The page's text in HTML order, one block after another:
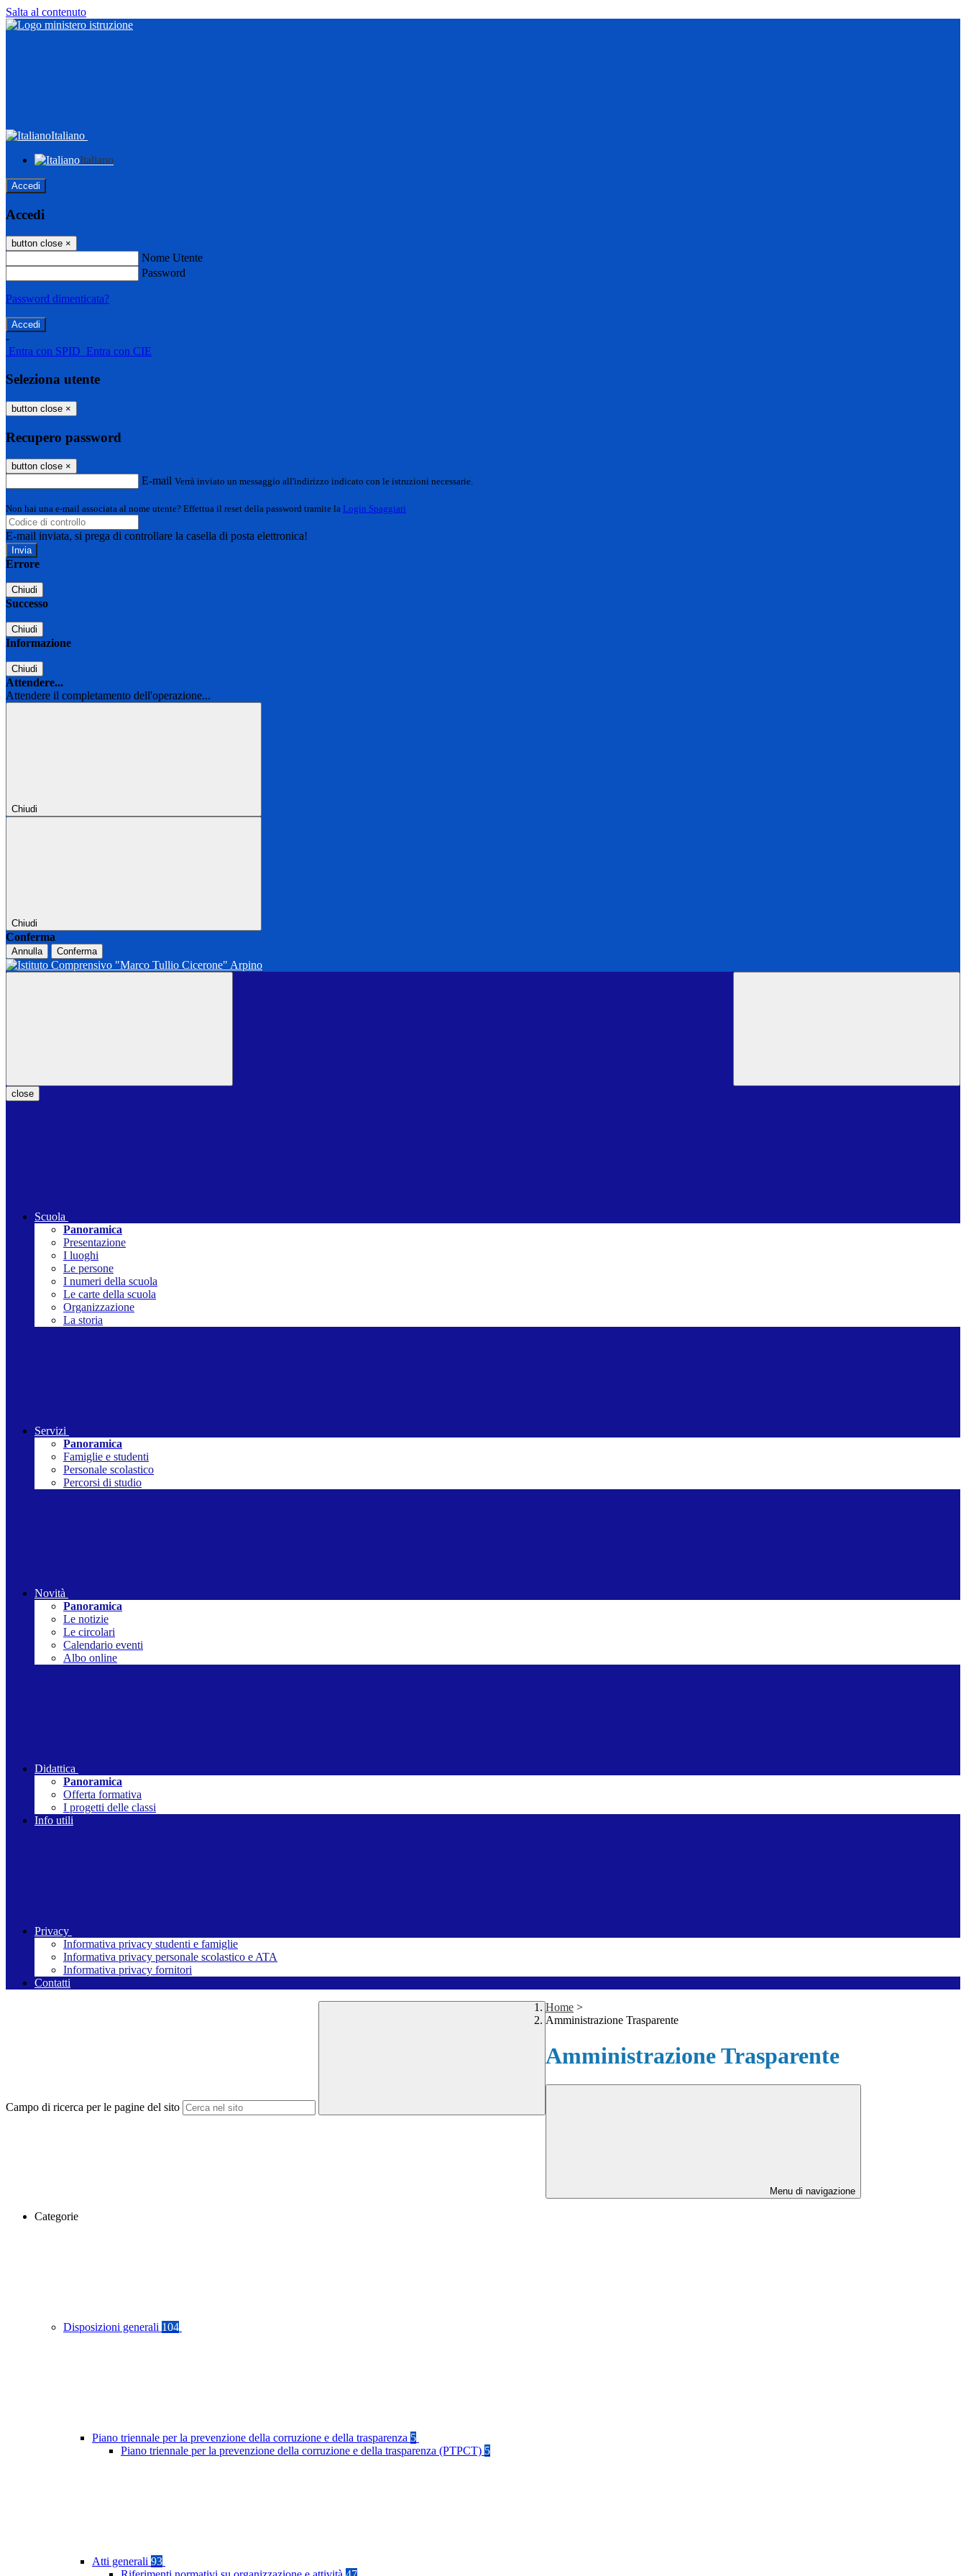
Salta al contenuto
Italiano
Italiano
Accedi
Accedi
button close ×
Nome Utente
Password
Password dimenticata?
-
Entra con SPID Entra con CIE
Seleziona utente
button close ×
Recupero password
button close ×
E-mail Verrà inviato un messaggio all'indirizzo indicato con le istruzioni necessarie.
Non hai una e-mail associata al nome utente? Effettua il reset della password tramite la Login Spaggiari
E-mail inviata, si prega di controllare la casella di posta elettronica!
Errore
Chiudi
Successo
Chiudi
Informazione
Chiudi
Attendere...
Attendere il completamento dell'operazione...
Chiudi
Chiudi
Conferma
Annulla Conferma
close
Scuola
Panoramica
Presentazione
I luoghi
Le persone
I numeri della scuola
Le carte della scuola
Organizzazione
La storia
Servizi
Panoramica
Famiglie e studenti
Personale scolastico
Percorsi di studio
Novità
Panoramica
Le notizie
Le circolari
Calendario eventi
Albo online
Didattica
Panoramica
Offerta formativa
I progetti delle classi
Info utili
Privacy
Informativa privacy studenti e famiglie
Informativa privacy personale scolastico e ATA
Informativa privacy fornitori
Contatti
Campo di ricerca per le pagine del sito
Home >
Amministrazione Trasparente
Amministrazione Trasparente
Menu di navigazione
Categorie
Disposizioni generali 104
Piano triennale per la prevenzione della corruzione e della trasparenza 5
Piano triennale per la prevenzione della corruzione e della trasparenza (PTPCT) 5
Atti generali 93